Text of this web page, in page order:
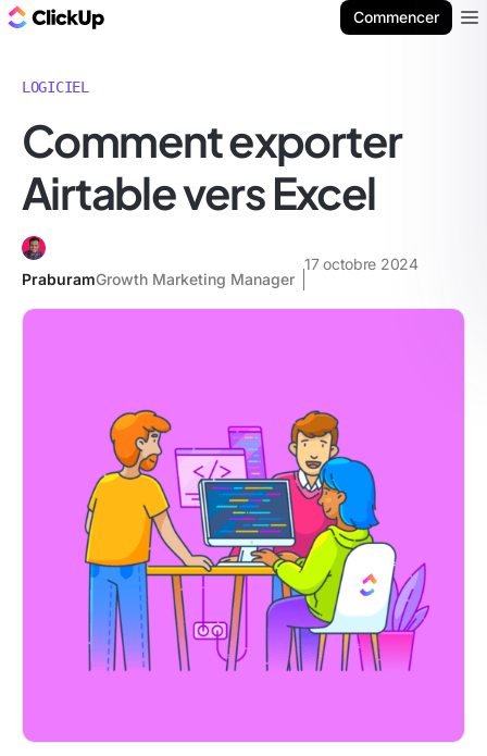
Commencer
LOGICIEL
Comment exporter
Airtable vers Excel
PraburamGrowth Marketing Manager
17 octobre 2024